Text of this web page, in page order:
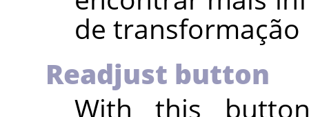
de
Readjust button
With this